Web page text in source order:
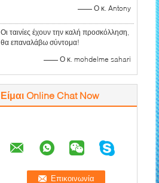
—— Ο κ. Antony
Οι ταινίες έχουν την καλή προσκόλληση,
θα επαναλάβω σύντομα!
—— Ο κ. mohdelme sahari
Είμαι Online Chat Now